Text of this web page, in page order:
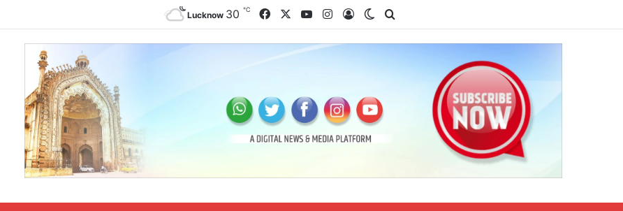
Lucknow 30 ℃ FacebookYouTubeInstagram
Log InSwitch skin